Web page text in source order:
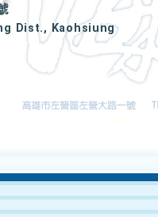
Dist., Kaohsiung